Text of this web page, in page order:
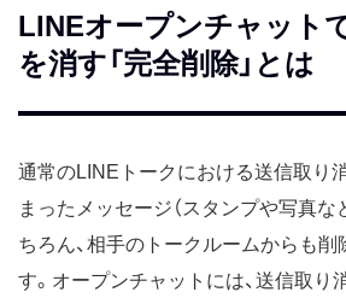
LINEオープンチャット
を消す「完全削除」とは
通常のLINEトークにおける送信取り
まったメッセージ（スタンプや写真な
ちろん、相手のトークルームからも
す。オープンチャットには、送信取り